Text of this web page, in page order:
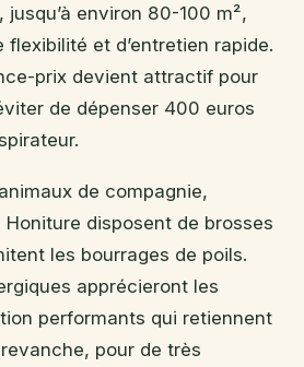
, jusqu’à environ 80-100 m²,
flexibilité et d’entretien rapide.
prix devient attractif pour
de dépenser 400 euros
de compagnie,
disposent de brosses
les bourrages de poils.
apprécieront les
performants qui retiennent
pour de très